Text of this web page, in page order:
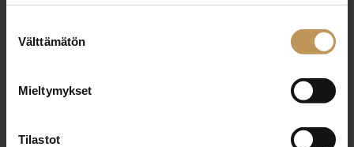
valinta
Välttämätön
Mieltymykset
Tilastot